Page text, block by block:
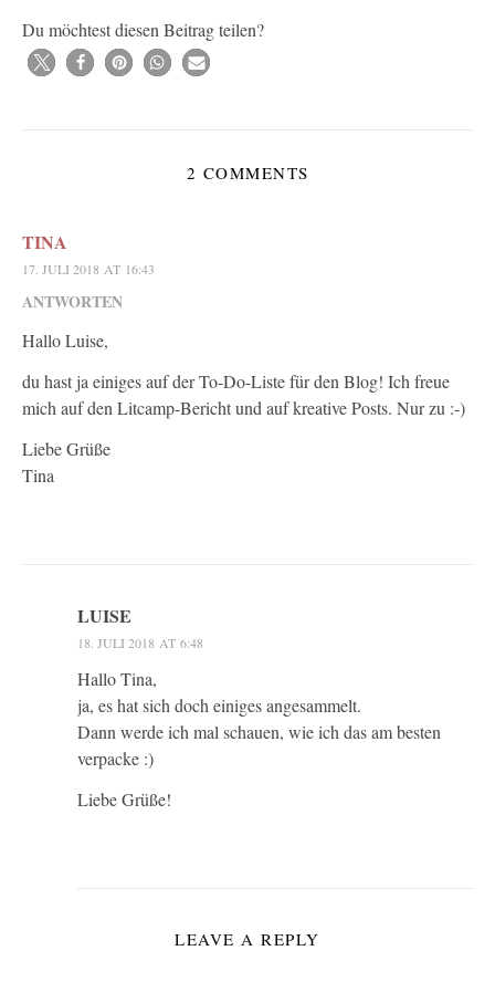
Du möchtest diesen Beitrag teilen?
2 COMMENTS
TINA
17. JULI 2018 AT 16:43
ANTWORTEN
Hallo Luise,
du hast ja einiges auf der To-Do-Liste für den Blog! Ich freue
mich auf den Litcamp-Bericht und auf kreative Posts. Nur zu :-)
Liebe Grüße
Tina
LUISE
18. JULI 2018 AT 6:48
Hallo Tina,
ja, es hat sich doch einiges angesammelt.
Dann werde ich mal schauen, wie ich das am besten
verpacke :)
Liebe Grüße!
LEAVE A REPLY